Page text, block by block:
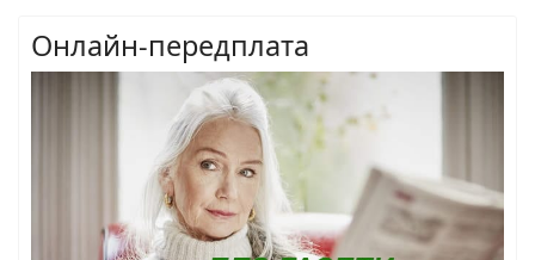
Онлайн-передплата